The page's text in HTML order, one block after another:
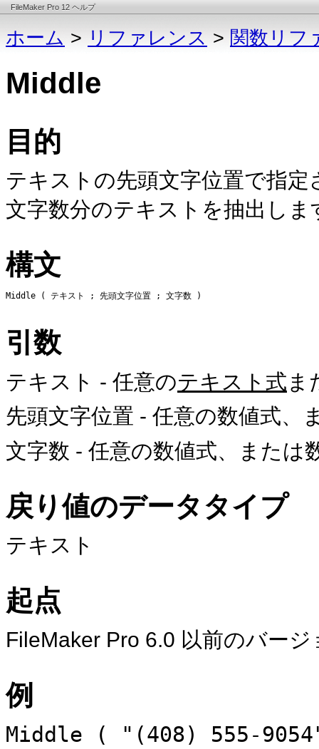
FileMaker Pro 12 ヘルプ
ホーム > リファレンス > 関数リフ
Middle
目的
テキストの先頭文字位置で指定
文字数分のテキスト を抽出しま
構文
Middle ( テキスト ; 先頭文字位置 ; 文字数 )
引数
テキスト - 任意のテキスト式 ま
先頭文字位置 - 任意の数値式、
文字数 - 任意の数値式、または
戻り値のデータタイプ
テキスト
起点
FileMaker Pro 6.0 以前のバージ
例
Middle ( "(408) 555-